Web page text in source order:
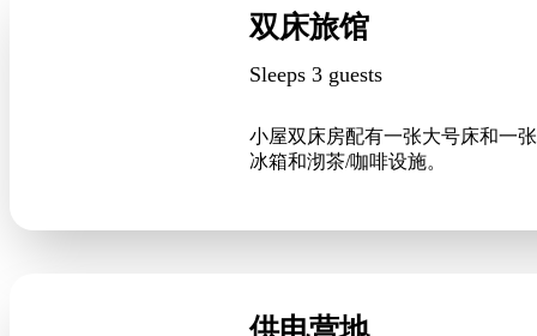
双床旅馆
Sleeps 3 guests
小屋双床房配有一张大号床和一
冰箱和沏茶/咖啡设施。
供电营地